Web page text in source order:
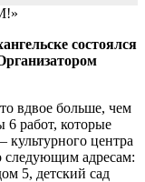
состоялся
вдвое больше, чем
работ, которые
культурного центра
адресам:
5, детский сад